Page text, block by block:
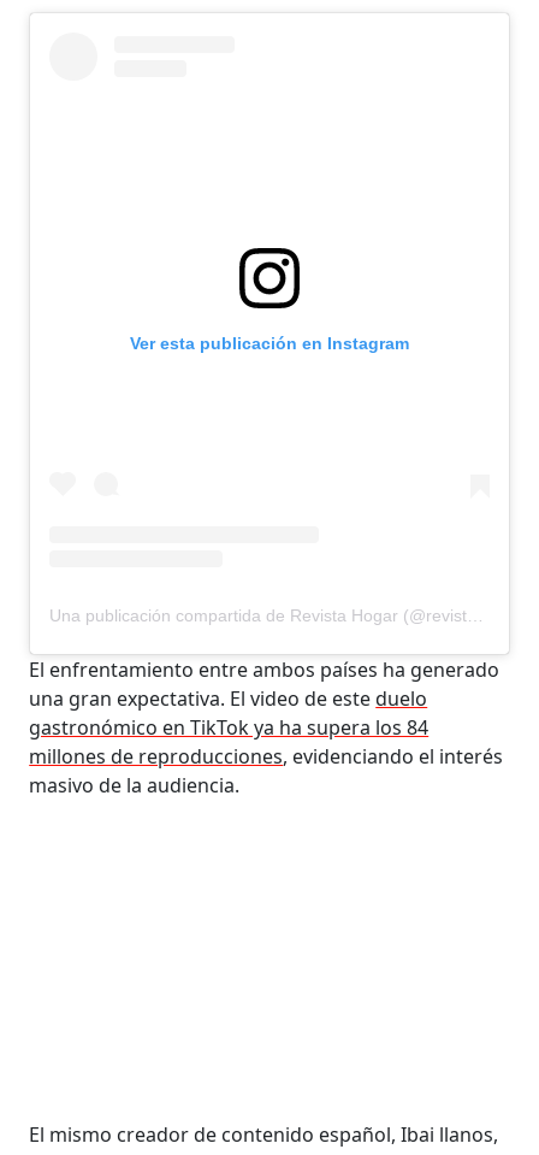
Ver esta publicación en Instagram
El enfrentamiento entre ambos países ha generado
una gran expectativa. El video de esteduelo
gastronómico en TikTok ya ha supera los 84
millones de reproducciones, evidenciando el interés
masivo de la audiencia.
El mismo creador de contenido español, Ibai llanos,